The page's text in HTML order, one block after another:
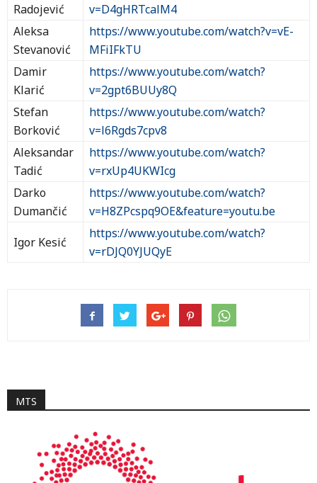
Radojević
v=D4gHRTcalM4
Aleksa
Stevanović
https://www.youtube.com/watch?v=vE-
MFiIFkTU
Damir
Klarić
https://www.youtube.com/watch?
v=2gpt6BUUy8Q
Stefan
Borković
https://www.youtube.com/watch?
v=l6Rgds7cpv8
Aleksandar
Tadić
https://www.youtube.com/watch?
v=rxUp4UKWIcg
Darko
Dumančić
https://www.youtube.com/watch?
v=H8ZPcspq9OE&feature=youtu.be
Igor Kesić
https://www.youtube.com/watch?
v=rDJQ0YJUQyE
MTS